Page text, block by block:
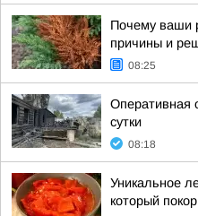
Почему ваши
причины и
08:25
Оперативная
сутки
08:18
Уникальное
который